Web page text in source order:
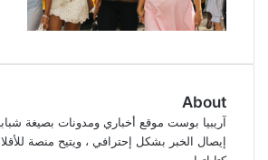
About
آريبيا بوست موقع أخباري ومدونات بصيغة
إيصال الخبر بشكل إحترافي ، ويتيح منصة